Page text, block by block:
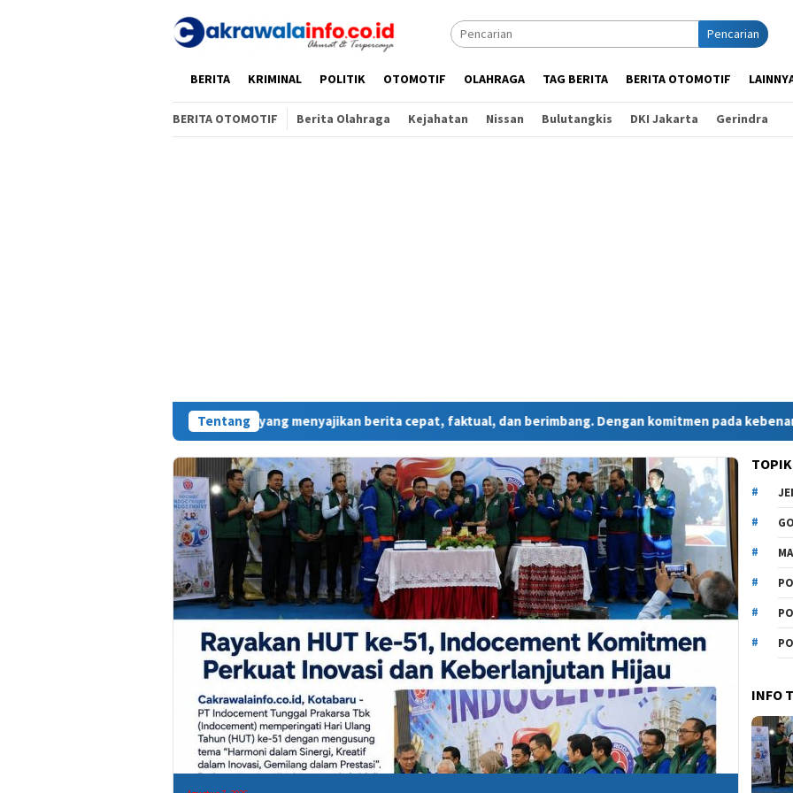
Pencarian
HOMEBERITA KRIMINAL POLITIK OTOMOTIF OLAHRAGA TAG BERITA BERITA OTOMOTIF
BERITA OTOMOTIF Berita Olahraga Kejahatan Nissan Bulutangkis DKI Jakarta Gerindra
Tentang
hadir sebagai media online yang menyajikan berita cepat, faktual, dan berimbang. Dengan komitmen pada kebenaran dan
INFO